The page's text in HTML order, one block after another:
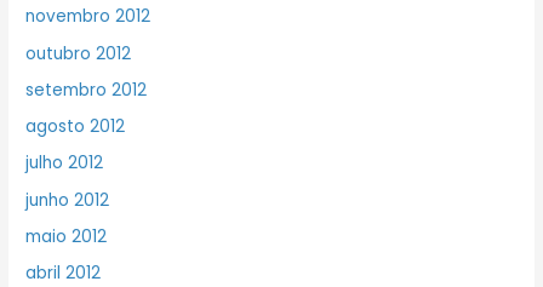
novembro 2012
outubro 2012
setembro 2012
agosto 2012
julho 2012
junho 2012
maio 2012
abril 2012